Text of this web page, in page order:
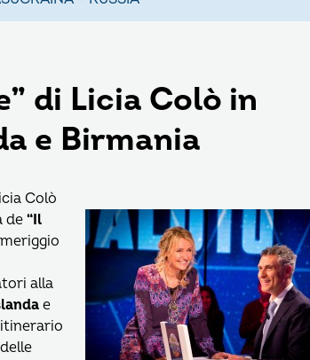
di Licia Colò in
e Birmania
Colò
de “Il
alla
e
itinerario